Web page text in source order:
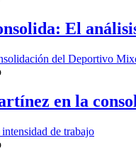
El
del Deportivo
en la
de trabajo